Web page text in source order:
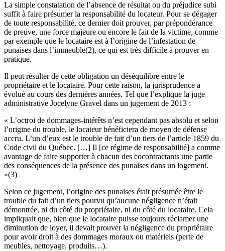
La simple constatation de l’absence de résultat ou du préjudice subi
suffit à faire présumer la responsabilité du locateur. Pour se dégager
de toute responsabilité, ce dernier doit prouver, par prépondérance
de preuve, une force majeure ou encore le fait de la victime, comme
par exemple que le locataire est à l’origine de l’infestation de
punaises dans l’immeuble(2), ce qui est très difficile à prouver en
pratique.
Il peut résulter de cette obligation un déséquilibre entre le
propriétaire et le locataire. Pour cette raison, la jurisprudence a
évolué au cours des dernières années. Tel que l’explique la juge
administrative Jocelyne Gravel dans un jugement de 2013 :
« L’octroi de dommages-intérêts n’est cependant pas absolu et selon
l’origine du trouble, le locateur bénéficiera de moyen de défense
accru. L’un d’eux est le trouble de fait d’un tiers de l’article 1859 du
Code civil du Québec. […] Il [ce régime de responsabilité] a comme
avantage de faire supporter à chacun des cocontractants une partie
des conséquences de la présence des punaises dans un logement.
»(3)
Selon ce jugement, l’origine des punaises était présumée être le
trouble du fait d’un tiers pourvu qu’aucune négligence n’était
démontrée, ni du côté du propriétaire, ni du côté du locataire. Cela
impliquait que, bien que le locataire puisse toujours réclamer une
diminution de loyer, il devait prouver la négligence du propriétaire
pour avoir droit à des dommages moraux ou matériels (perte de
meubles, nettoyage, produits…).